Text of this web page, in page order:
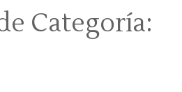
Categoría: